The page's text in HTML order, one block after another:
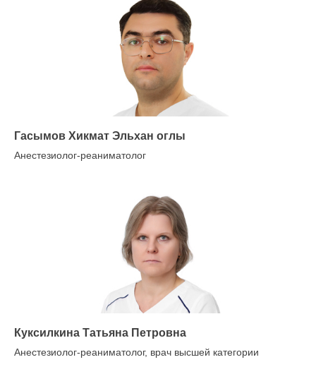
Гасымов Хикмат Эльхан оглы
Анестезиолог-реаниматолог
Куксилкина Татьяна Петровна
Анестезиолог-реаниматолог, врач высшей категории